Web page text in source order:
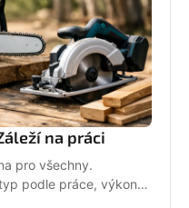
na práci
pro všechny.
podle práce, výkonu,